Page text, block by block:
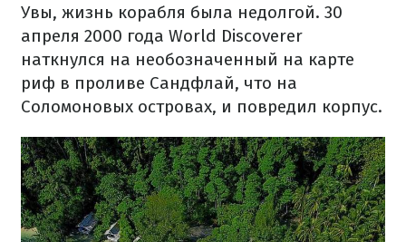
Увы, жизнь корабля была недолгой. 30
апреля 2000 года World Discoverer
наткнулся на необозначенный на карте
риф в проливе Сандфлай, что на
Соломоновых островах, и повредил корпус.